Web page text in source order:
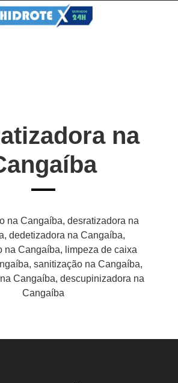
na
na Cangaíba, desratizadora na
dedetizadora na Cangaíba,
na Cangaíba, limpeza de caixa
sanitização na Cangaíba,
Cangaíba, descupinizadora na
Cangaíba